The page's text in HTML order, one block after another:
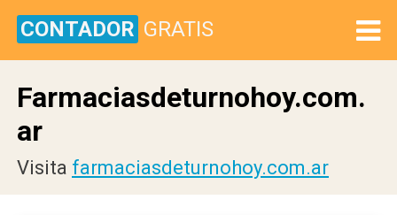
CONTADOR GRATIS
Farmaciasdeturnohoy.com.
ar
Visita farmaciasdeturnohoy.com.ar